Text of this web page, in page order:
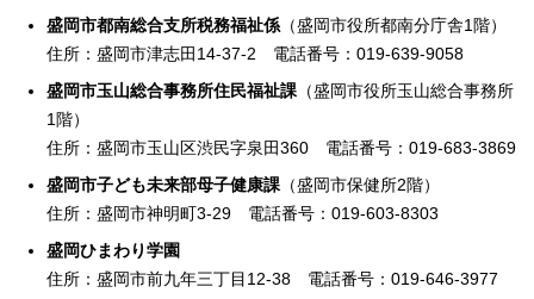
盛岡市都南総合支所税務福祉係 （盛岡市役所都南分庁舎1階）
住所：盛岡市津志田14-37-2 電話番号：019-639-9058
盛岡市玉山総合事務所住民福祉課 （盛岡市役所玉山総合事務所
1階）
住所：盛岡市玉山区渋民字泉田360 電話番号：019-683-3869
盛岡市子ども未来部母子健康課 （盛岡市保健所2階）
住所：盛岡市神明町3-29 電話番号：019-603-8303
盛岡ひまわり学園
住所：盛岡市前九年三丁目12-38 電話番号：019-646-3977